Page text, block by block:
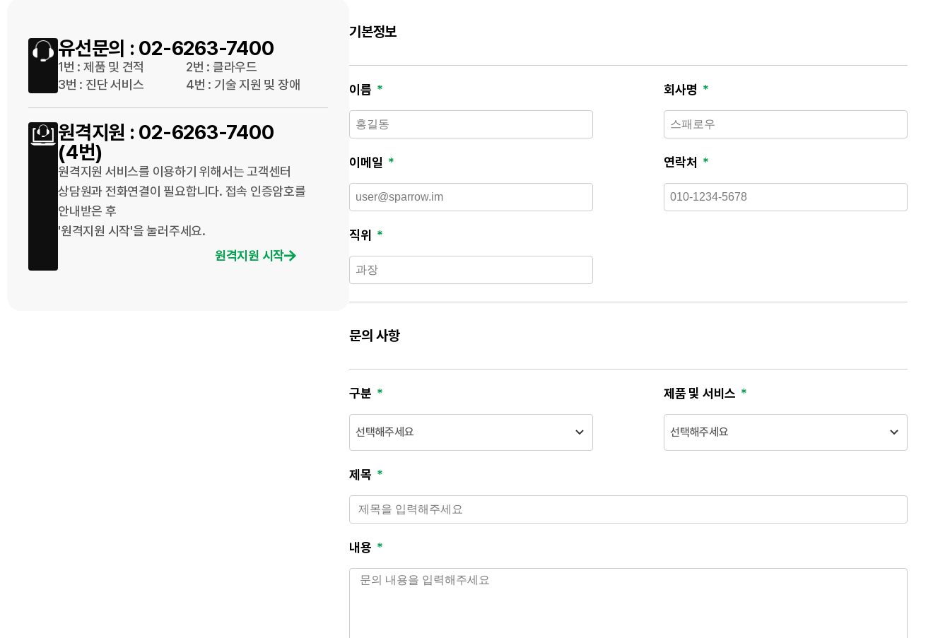
유선문의 : 02-6263-7400
1번 : 제품 및 견적
2번 : 클라우드
3번 : 진단 서비스
4번 : 기술 지원 및 장애
원격지원 : 02-6263-7400
(4번)
원격지원 서비스를 이용하기 위해서는 고객센터
상담원과 전화연결이 필요합니다. 접속 인증암호를
안내받은 후
'원격지원 시작'을 눌러주세요.
원격지원 시작
기본정보
이름 회사명
이메일 연락처
직위
문의 사항
구분 제품 및 서비스
제목
내용